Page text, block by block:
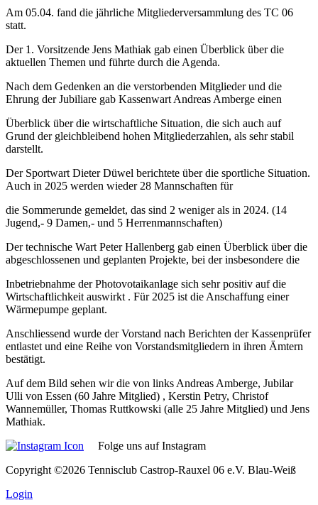
Am 05.04. fand die jährliche Mitgliederversammlung des TC 06
statt.
Der 1. Vorsitzende Jens Mathiak gab einen Überblick über die
aktuellen Themen und führte durch die Agenda.
Nach dem Gedenken an die verstorbenden Mitglieder und die
Ehrung der Jubiliare gab Kassenwart Andreas Amberge einen
Überblick über die wirtschaftliche Situation, die sich auch auf
Grund der gleichbleibend hohen Mitgliederzahlen, als sehr stabil
darstellt.
Der Sportwart Dieter Düwel berichtete über die sportliche Situation.
Auch in 2025 werden wieder 28 Mannschaften für
die Sommerunde gemeldet, das sind 2 weniger als in 2024. (14
Jugend,- 9 Damen,- und 5 Herrenmannschaften)
Der technische Wart Peter Hallenberg gab einen Überblick über die
abgeschlossenen und geplanten Projekte, bei der insbesondere die
Inbetriebnahme der Photovotaikanlage sich sehr positiv auf die
Wirtschaftlichkeit auswirkt . Für 2025 ist die Anschaffung einer
Wärmepumpe geplant.
Anschliessend wurde der Vorstand nach Berichten der Kassenprüfer
entlastet und eine Reihe von Vorstandsmitgliedern in ihren Ämtern
bestätigt.
Auf dem Bild sehen wir die von links Andreas Amberge, Jubilar
Ulli von Essen (60 Jahre Mitglied) , Kerstin Petry, Christof
Wannemüller, Thomas Ruttkowski (alle 25 Jahre Mitglied) und Jens
Mathiak.
Folge uns auf Instagram
Copyright ©2026 Tennisclub Castrop-Rauxel 06 e.V. Blau-Weiß
Login